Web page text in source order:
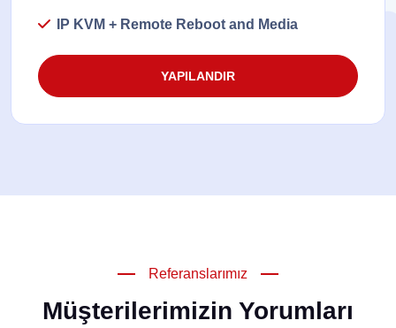
IP KVM + Remote Reboot and Media
YAPILANDIR
Referanslarımız
Müşterilerimizin Yorumları